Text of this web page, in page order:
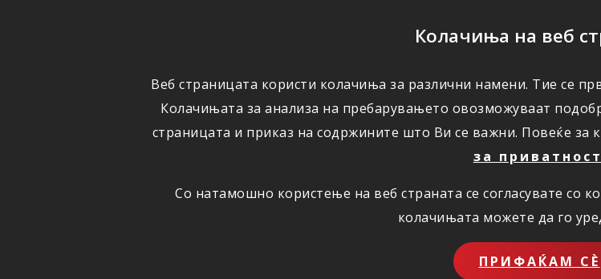
Колачиња на веб
Веб страницата користи колачиња за различни намени. Тие се
Колачињата за анализа на пребарувањето овозможуваат
страницата и приказ на содржините што Ви се важни. Повеќе за
за приватност
Со натамошно користење на веб страната се согласувате со
колачињата можете да го
ПРИФАЌАМ СЀ
ОСИГУРУВАЊЕ ШТЕТИ ПОВОЛНОСТИ КОРИСНО ЗА